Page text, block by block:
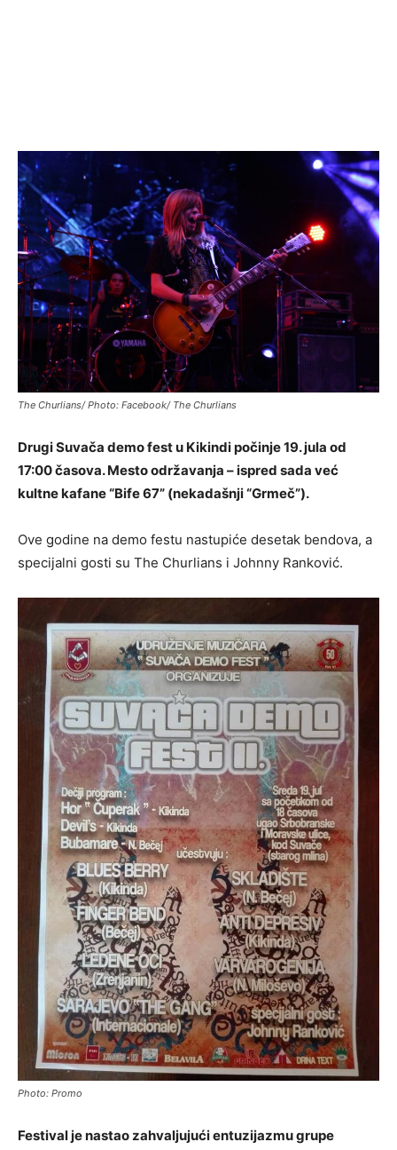
The Churlians/ Photo: Facebook/ The Churlians
Drugi Suvača demo fest u Kikindi počinje 19. jula od
17:00 časova. Mesto održavanja – ispred sada već
kultne kafane “Bife 67” (nekadašnji “Grmeč”).
Ove godine na demo festu nastupiće desetak bendova, a
specijalni gosti su The Churlians i Johnny Ranković.
Photo: Promo
Festival je nastao zahvaljujući entuzijazmu grupe